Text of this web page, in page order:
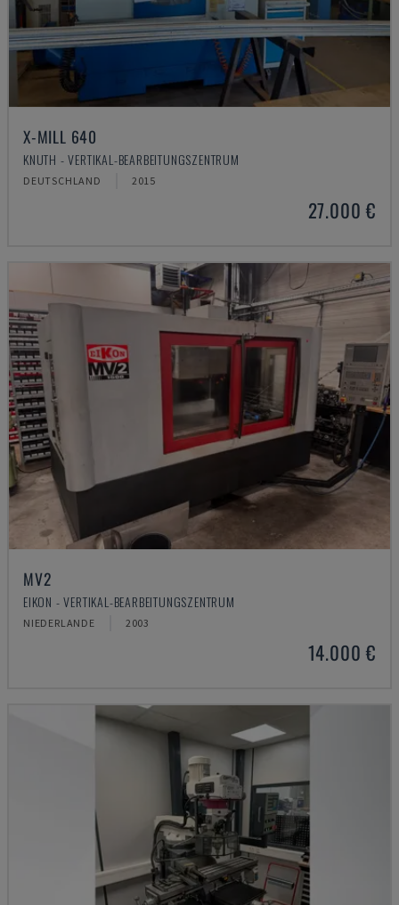
X-MILL 640
KNUTH - VERTIKAL-BEARBEITUNGSZENTRUM
DEUTSCHLAND 2015
27.000 €
MV2
EIKON - VERTIKAL-BEARBEITUNGSZENTRUM
NIEDERLANDE 2003
14.000 €